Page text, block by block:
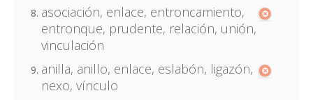
asociación, enlace, entroncamiento,
entronque, prudente, relación, unión,
vinculación
anilla, anillo, enlace, eslabón, ligazón,
nexo, vínculo